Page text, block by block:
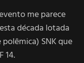
me parece
década lotada
SNK que
14.